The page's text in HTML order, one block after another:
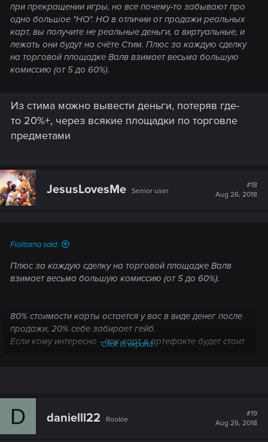
при прекращении игры, но все почему-то забывают про
одно большое "НО". НО в отличии от продажи реальных
карт, вы получите не реальные деньги, а виртуальные, и
лежать они будут на счёте Стим. Плюс за каждую сделку
на торговой площадке Валв взимает весьма большую
комиссию (от 5 до 60%).
Из стима можно вывести деньги, потеряв где-
то 20%+, через всякие площадки по торговле
предметами
JesusLovesMe Senior user
#18
Aug 26, 2018
Fioiltarna said:
Плюс за каждую сделку на торговой площадке Валв
взимает весьма большую комиссию (от 5 до 60%).
80% стоимости карты остается у вас в виде денег после
продажи, 20% себе забирает гейб.
Если кому интересно - пак карт в артефакте будет стоит
Click to expand...
D danielll22 Rookie
#19
Aug 26, 2018